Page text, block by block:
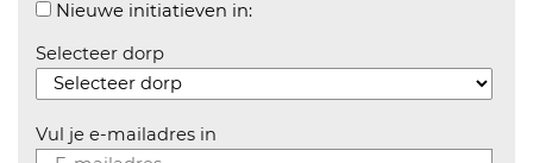
Nieuwe initiatieven in:Aanvinken om informatie over
Selecteer dorp
Vul je e-mailadres in